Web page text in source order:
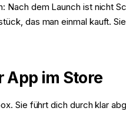
dem Launch ist nicht
das man einmal kauft.
App im Store
Sie führt dich durch klar